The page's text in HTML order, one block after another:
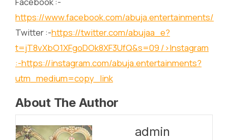
https://www.facebook.com/abuja.entertainments/
Twitter :-https://twitter.com/abujaa_e?
t=jT8vXbO1XFgoDOk8XF3UfQ&s=09 />Instagram
:-https://instagram.com/abuja.entertainments?
utm_medium=copy_link
About The Author
admin